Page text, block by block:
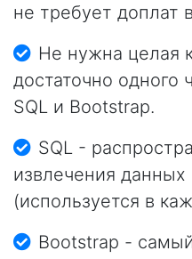
не требует доплат
Не нужна целая
достаточно одного
SQL и Bootstrap.
SQL -
извлечения
(используется в
Bootstrap -